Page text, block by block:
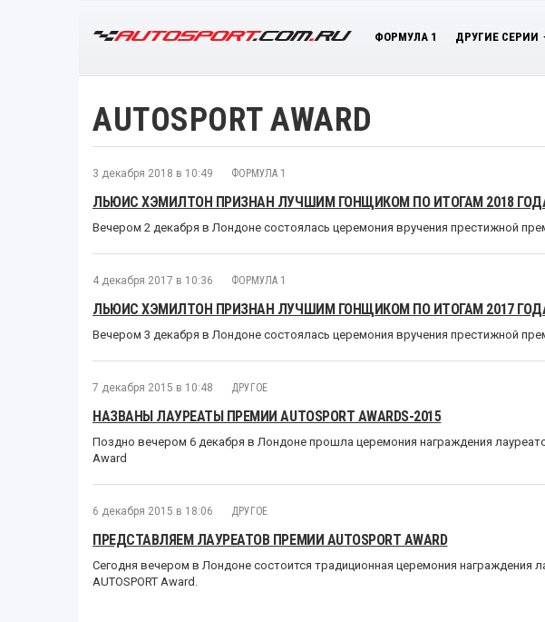
ФОРМУЛА 1 ДРУГИЕ СЕРИИ
AUTOSPORT AWARD
3 декабря 2018 в 10:49 ФОРМУЛА 1
ЛЬЮИС ХЭМИЛТОН ПРИЗНАН ЛУЧШИМ ГОНЩИКОМ ПО ИТОГАМ 2018
Вечером 2 декабря в Лондоне состоялась церемония вручения престижной
4 декабря 2017 в 10:36 ФОРМУЛА 1
ЛЬЮИС ХЭМИЛТОН ПРИЗНАН ЛУЧШИМ ГОНЩИКОМ ПО ИТОГАМ 2017
Вечером 3 декабря в Лондоне состоялась церемония вручения престижной
7 декабря 2015 в 10:48 ДРУГОЕ
НАЗВАНЫ ЛАУРЕАТЫ ПРЕМИИ AUTOSPORT AWARDS-2015
Поздно вечером 6 декабря в Лондоне прошла церемония награждения
Award
6 декабря 2015 в 18:06 ДРУГОЕ
ПРЕДСТАВЛЯЕМ ЛАУРЕАТОВ ПРЕМИИ AUTOSPORT AWARD
Сегодня вечером в Лондоне состоится традиционная церемония награждения
AUTOSPORT Award.